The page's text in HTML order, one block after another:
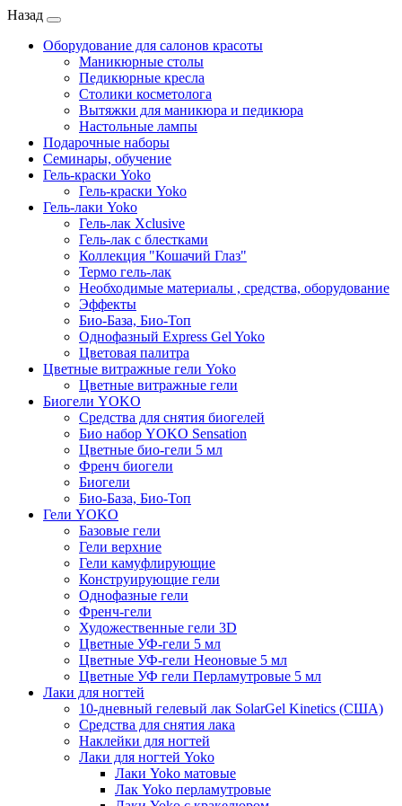
Назад
Оборудование для салонов красоты
Маникюрные столы
Педикюрные кресла
Столики косметолога
Вытяжки для маникюра и педикюра
Настольные лампы
Подарочные наборы
Семинары, обучение
Гель-краски Yoko
Гель-краски Yoko
Гель-лаки Yoko
Гель-лак Xclusive
Гель-лак с блестками
Коллекция "Кошачий Глаз"
Термо гель-лак
Необходимые материалы , средства, оборудование
Эффекты
Био-База, Био-Топ
Однофазный Express Gel Yoko
Цветовая палитра
Цветные витражные гели Yoko
Цветные витражные гели
Биогели YOKO
Средства для снятия биогелей
Био набор YOKO Sensation
Цветные био-гели 5 мл
Френч биогели
Биогели
Био-База, Био-Топ
Гели YOKO
Базовые гели
Гели верхние
Гели камуфлирующие
Конструирующие гели
Однофазные гели
Френч-гели
Художественные гели 3D
Цветные УФ-гели 5 мл
Цветные УФ-гели Неоновые 5 мл
Цветные УФ гели Перламутровые 5 мл
Лаки для ногтей
10-дневный гелевый лак SolarGel Kinetics (США)
Средства для снятия лака
Наклейки для ногтей
Лаки для ногтей Yoko
Лаки Yoko матовые
Лак Yoko перламутровые